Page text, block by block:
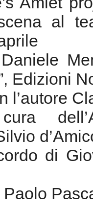
al
Edizioni
l’autore
di